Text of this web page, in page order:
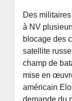
Des
à NV
blocage des
satellite
champ de
mise en
américain